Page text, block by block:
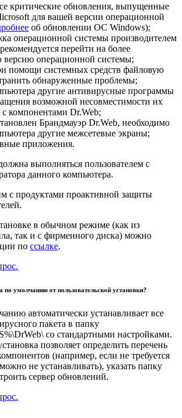
критические обновления, выпущенные
для вашей версии операционной
об обновлении ОС Windows);
операционной системы производителем
перейти на более
версию операционной системы;
помощи системных средств файловую
обнаруженные проблемы;
другие антивирусные программы
возможной несовместимости их
компонентами Dr.Web;
Брандмауэр Dr.Web, необходимо
другие межсетевые экраны;
приложения.
выполняться пользователем с
данного компьютера.
с продуктами проактивной защиты
в обычном режиме (как из
так и с фирменного диска) можно
по ссылке.
по умолчанию от пользовательской установки?
автоматически устанавливает все
пакета в папку
со стандартными настройками.
позволяет определить перечень
(например, если не требуется
не устанавливать), указать папку
сервер обновлений.